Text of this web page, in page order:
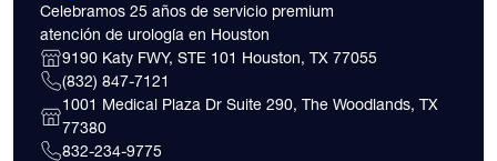
Celebramos 25 años de servicio premium
atención de urología en Houston
9190 Katy FWY, STE 101 Houston, TX 77055
(832) 847-7121
1001 Medical Plaza Dr Suite 290, The Woodlands, TX
77380
832-234-9775